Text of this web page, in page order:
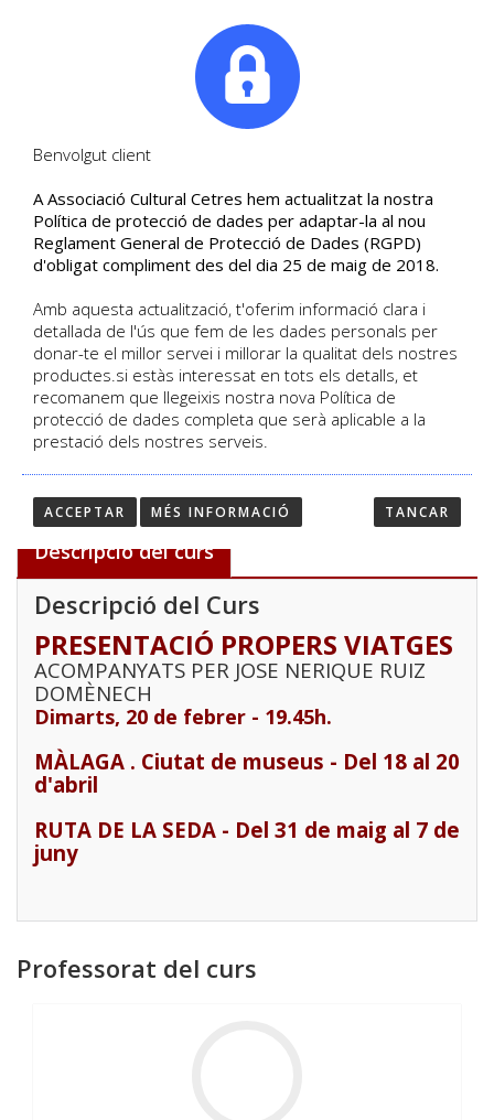
PRESENTACIÓ PROPERS
VIATGES
DETALL DEL CURS
José Enrique Ruiz-Doménech | Día 20-02-2018
Castellano
Activitat | Sense places disponibles
HOME / CURSOS / PRESENTACIÓ PROPERS VIATGES
Descripció del curs
Descripció del Curs
PRESENTACIÓ PROPERS VIATGES
ACOMPANYATS PER JOSE NERIQUE RUIZ
DOMÈNECH
Dimarts, 20 de febrer - 19.45h.
MÀLAGA . Ciutat de museus - Del 18 al 20
d'abril
RUTA DE LA SEDA - Del 31 de maig al 7 de
juny
Professorat del curs
Benvolgut client
A Associació Cultural Cetres hem actualitzat la nostra
Política de protecció de dades per adaptar-la al nou
Reglament General de Protecció de Dades (RGPD)
d'obligat compliment des del dia 25 de maig de 2018.
Amb aquesta actualització, t'oferim informació clara i
detallada de l'ús que fem de les dades personals per
donar-te el millor servei i millorar la qualitat dels nostres
productes.si estàs interessat en tots els detalls, et
recomanem que llegeixis nostra nova Política de
protecció de dades completa que serà aplicable a la
prestació dels nostres serveis.
ACCEPTAR MÉS INFORMACIÓ TANCAR